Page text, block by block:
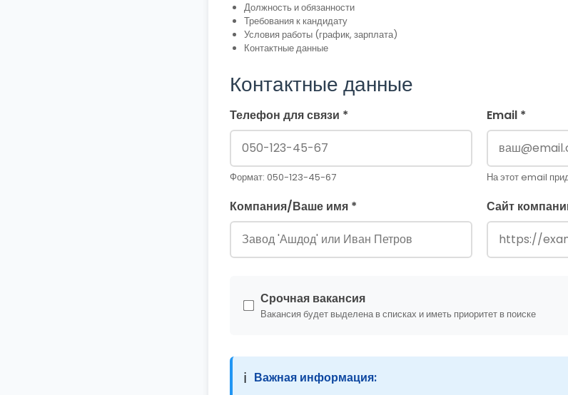
Должность и обязанности
Требования к кандидату
Условия работы (график, зарплата)
Контактные данные
Контактные данные
Телефон для связи *
Формат: 050-123-45-67
Email *
На этот email
Компания/Ваше имя * Сайт
Срочная вакансия
Вакансия будет выделена в списках и иметь приоритет в поиске
ℹ️ Важная информация: